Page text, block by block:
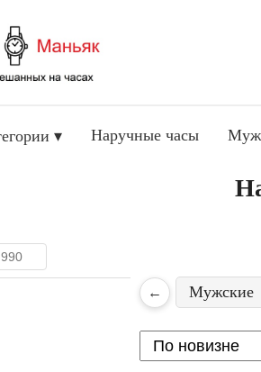
▾ Наручные часы
← Мужские